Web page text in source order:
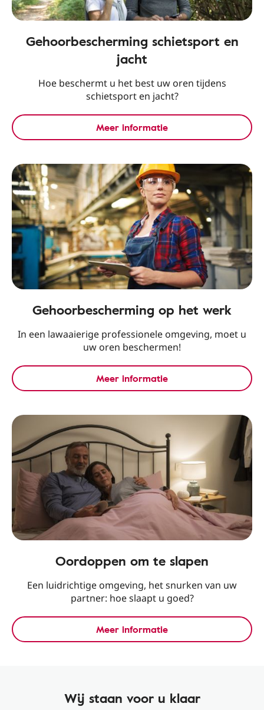
Gehoorbescherming schietsport en
jacht
Hoe beschermt u het best uw oren tijdens
schietsport en jacht?
Meer informatie
Gehoorbescherming op het werk
In een lawaaierige professionele omgeving, moet u
uw oren beschermen!
Meer informatie
Oordoppen om te slapen
Een luidrichtige omgeving, het snurken van uw
partner: hoe slaapt u goed?
Meer informatie
Wij staan voor u klaar